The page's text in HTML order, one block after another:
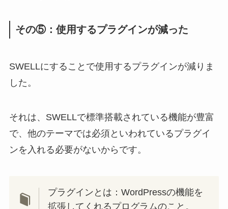
その⑤：使用するプラグインが減った
SWELLにすることで使用するプラグインが減りま
した。
それは、SWELLで標準搭載されている機能が豊富
で、他のテーマでは必須といわれているプラグイ
ンを入れる必要がないからです。
プラグインとは：WordPressの機能を
拡張してくれるプログラムのこと。